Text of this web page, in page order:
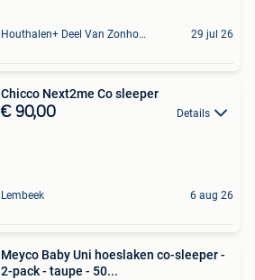
Houthalen+ Deel Van Zonhoven En Zolder 29 jul 26
Chicco Next2me Co sleeper
€ 90,00 Details
Lembeek 6 aug 26
Meyco Baby Uni hoeslaken co-sleeper -
2-pack - taupe - 50...